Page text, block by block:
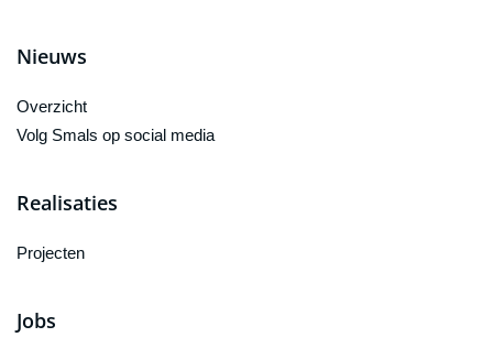
Nieuws
Overzicht
Volg Smals op social media
Realisaties
Projecten
Jobs